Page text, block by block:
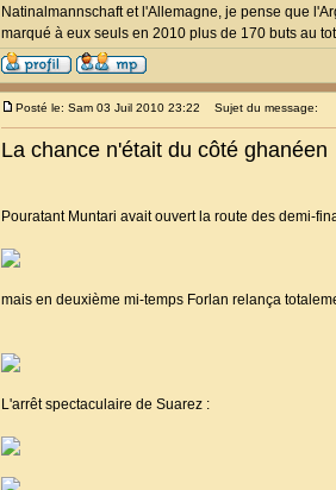
Natinalmannschaft et l'Allemagne, je pense que
marqué à eux seuls en 2010 plus de 170 buts au
Posté le: Sam 03 Juil 2010 23:22 Sujet du message:
La chance n'était du côté ghanéen
Pouratant Muntari avait ouvert la route des demi-
mais en deuxième mi-temps Forlan relança
L'arrêt spectaculaire de Suarez :